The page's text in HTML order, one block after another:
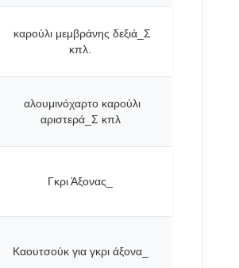
καρούλι μεμβράνης δεξιά_Σ
κπλ.
αλουμινόχαρτο καρούλι
αριστερά_Σ κπλ
Γκρι Άξονας_
Καουτσούκ για γκρι άξονα_